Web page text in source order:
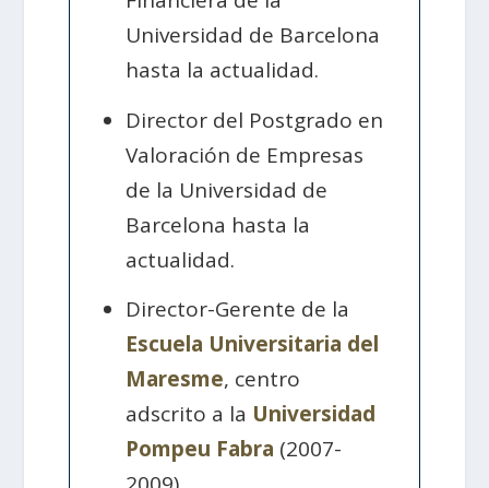
Universidad de Barcelona
hasta la actualidad.
Director del Postgrado en
Valoración de Empresas
de la Universidad de
Barcelona hasta la
actualidad.
Director-Gerente de la
Escuela Universitaria del
Maresme, centro
adscrito a la Universidad
Pompeu Fabra (2007-